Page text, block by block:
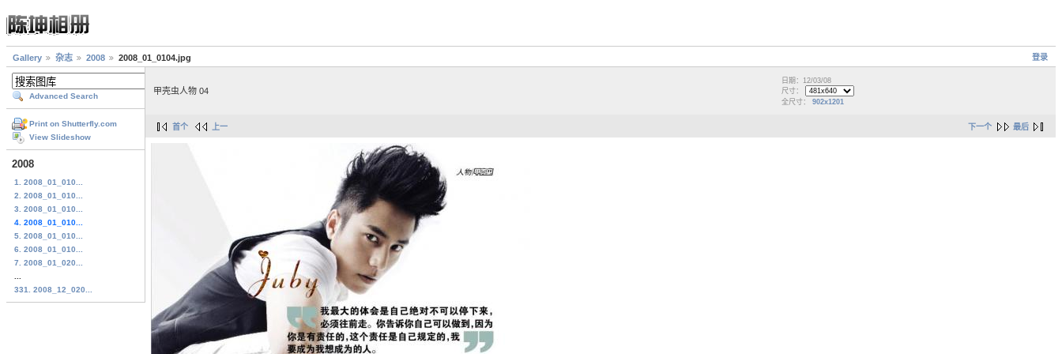
登录
Gallery 杂志 2008 2008_01_0104.jpg
Advanced Search
Print on Shutterfly.com
View Slideshow
2008
1. 2008_01_010...
2. 2008_01_010...
3. 2008_01_010...
4. 2008_01_010...
5. 2008_01_010...
6. 2008_01_010...
7. 2008_01_020...
331. 2008_12_020...
甲壳虫人物 04
日期：12/03/08
尺寸：
全尺寸： 902x1201
下一个 最后
首个 上一